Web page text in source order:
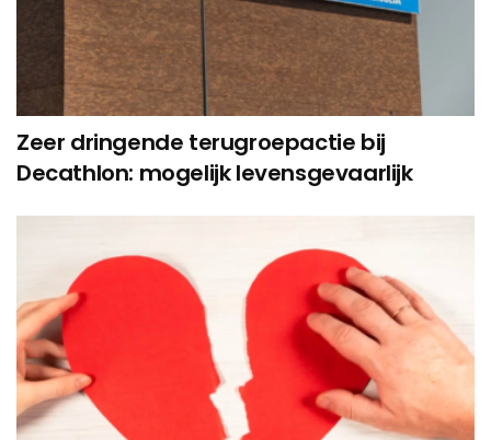
Zeer dringende terugroepactie bij
Decathlon: mogelijk levensgevaarlijk